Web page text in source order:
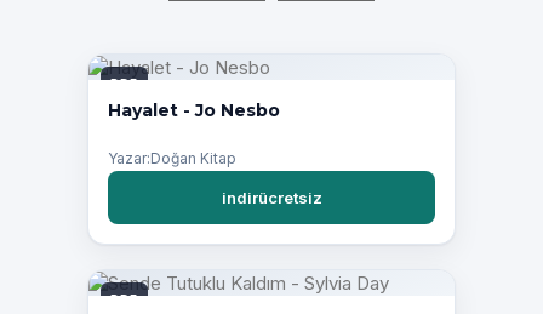
PDF
Hayalet - Jo Nesbo
Yazar:Doğan Kitap
indirücretsiz
PDF